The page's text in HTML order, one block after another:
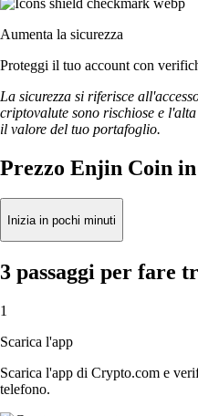
Aumenta la sicurezza
Proteggi il tuo account con
La sicurezza si riferisce
criptovalute sono rischiose e
il valore del tuo portafoglio.
Prezzo Enjin Coin
Inizia in pochi minuti
3 passaggi per fare
1
Scarica l'app
Scarica l'app di Crypto.com e
telefono.